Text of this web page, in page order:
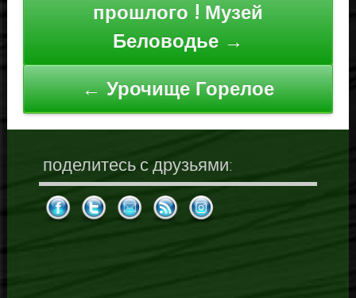
записямпрошлого ! Музей
Беловодье →
← Урочище Горелое
поделитесь с друзьями: